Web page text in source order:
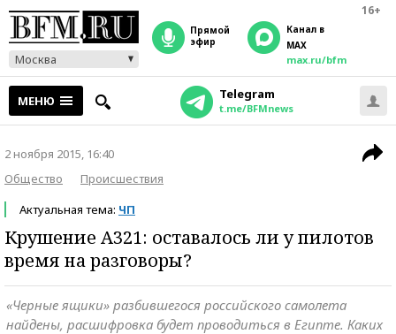
16+
Москва
прямой
эфир
Канал в
MAX
max.ru/bfm
МЕНЮ Telegram
t.me/BFMnews
2 ноября 2015, 16:40
Общество
Происшествия
Актуальная тема: ЧП
Крушение A321: оставалось ли у пилотов
время на разговоры?
«Черные ящики» разбившегося российского самолета
найдены, расшифровка будет проводиться в Египте. Каких